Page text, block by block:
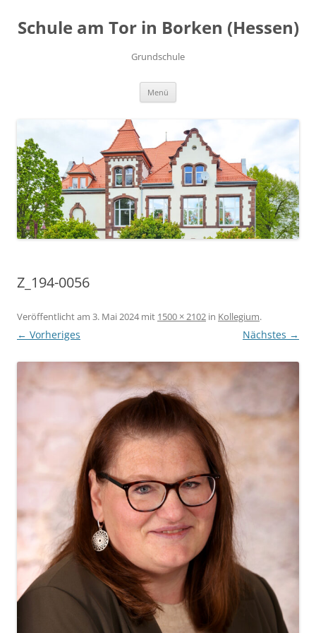
springen
Schule am Tor in Borken (Hessen)
Grundschule
Menü
Z_194-0056
Veröffentlicht am 3. Mai 2024mit 1500 × 2102 in Kollegium.
← Vorheriges Nächstes →